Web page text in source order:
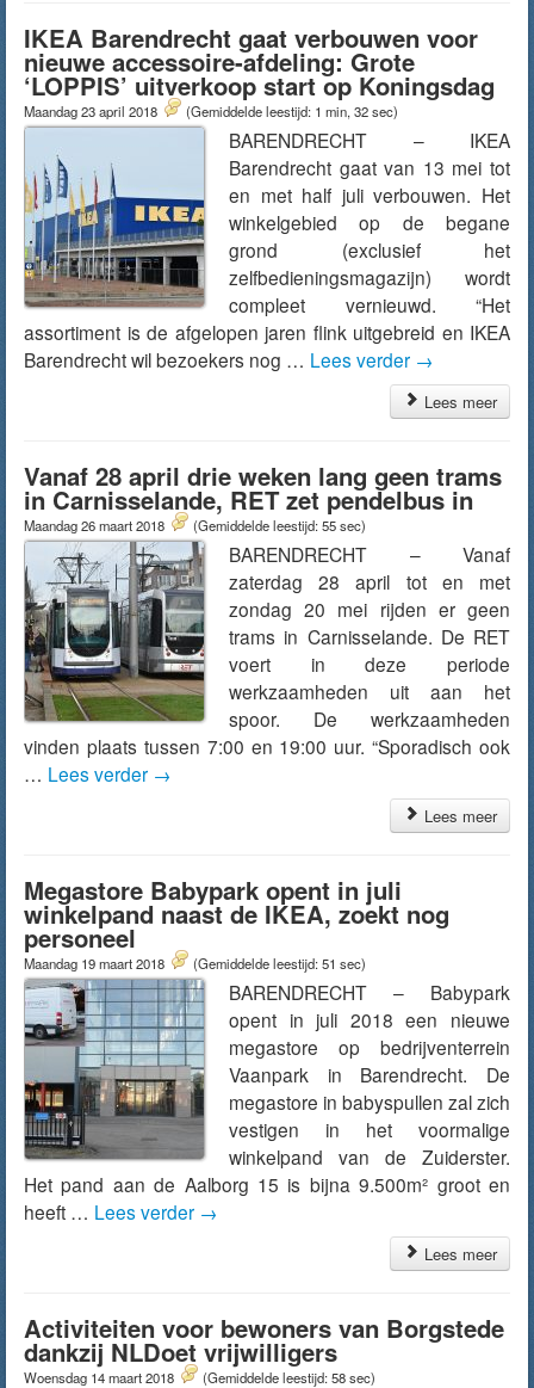
IKEA Barendrecht gaat verbouwen voor
nieuwe accessoire-afdeling: Grote
‘LOPPIS’ uitverkoop start op Koningsdag
Maandag 23 april 2018 (Gemiddelde leestijd: 1 min, 32 sec)
BARENDRECHT – IKEA
Barendrecht gaat van 13 mei tot
en met half juli verbouwen. Het
winkelgebied op de begane
grond (exclusief het
zelfbedieningsmagazijn) wordt
compleet vernieuwd. “Het
assortiment is de afgelopen jaren flink uitgebreid en IKEA
Barendrecht wil bezoekers nog … Lees verder →
Lees meer
Vanaf 28 april drie weken lang geen trams
in Carnisselande, RET zet pendelbus in
Maandag 26 maart 2018 (Gemiddelde leestijd: 55 sec)
BARENDRECHT – Vanaf
zaterdag 28 april tot en met
zondag 20 mei rijden er geen
trams in Carnisselande. De RET
voert in deze periode
werkzaamheden uit aan het
spoor. De werkzaamheden
vinden plaats tussen 7:00 en 19:00 uur. “Sporadisch ook
… Lees verder →
Lees meer
Megastore Babypark opent in juli
winkelpand naast de IKEA, zoekt nog
personeel
Maandag 19 maart 2018 (Gemiddelde leestijd: 51 sec)
BARENDRECHT – Babypark
opent in juli 2018 een nieuwe
megastore op bedrijventerrein
Vaanpark in Barendrecht. De
megastore in babyspullen zal zich
vestigen in het voormalige
winkelpand van de Zuiderster.
Het pand aan de Aalborg 15 is bijna 9.500m² groot en
heeft … Lees verder →
Lees meer
Activiteiten voor bewoners van Borgstede
dankzij NLDoet vrijwilligers
Woensdag 14 maart 2018 (Gemiddelde leestijd: 58 sec)